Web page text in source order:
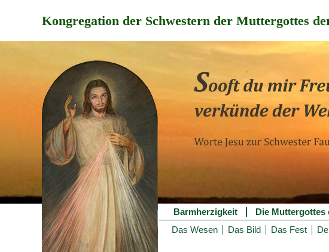
Kongregation der Schwestern der Muttergottes
Barmherzigkeit Die
Das Wesen
Das Bild Das Fest